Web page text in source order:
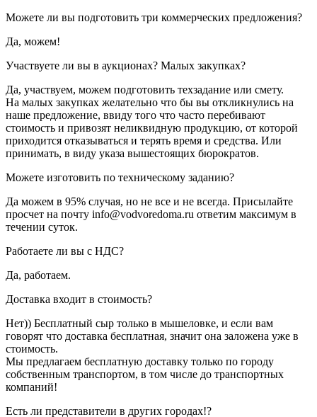
Можете ли вы подготовить три коммерческих предложения?
Да, можем!
Участвуете ли вы в аукционах? Малых закупках?
Да, участвуем, можем подготовить техзадание или смету.
На малых закупках желательно что бы вы откликнулись на
наше предложение, ввиду того что часто перебивают
стоимость и привозят неликвидную продукцию, от которой
приходится отказываться и терять время и средства. Или
принимать, в виду указа вышестоящих бюрократов.
Можете изготовить по техническому заданию?
Да можем в 95% случая, но не все и не всегда. Присылайте
просчет на почту info@vodvoredoma.ru ответим максимум в
течении суток.
Работаете ли вы с НДС?
Да, работаем.
Доставка входит в стоимость?
Нет)) Бесплатный сыр только в мышеловке, и если вам
говорят что доставка бесплатная, значит она заложена уже в
стоимость.
Мы предлагаем бесплатную доставку только по городу
собственным транспортом, в том числе до транспортных
компаний!
Есть ли представители в других городах!?